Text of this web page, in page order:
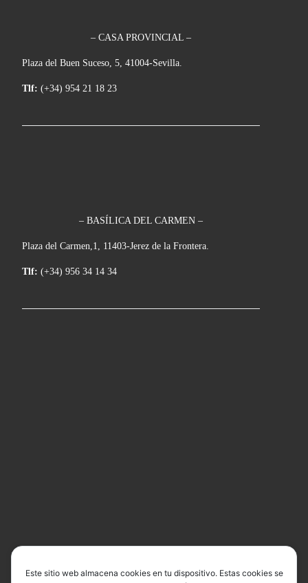
– CASA PROVINCIAL –
Plaza del Buen Suceso, 5, 41004-Sevilla.
Tlf: (+34) 954 21 18 23
– BASÍLICA DEL CARMEN –
Plaza del Carmen,1, 11403-Jerez de la Frontera.
Tlf: (+34) 956 34 14 34
Este sitio web almacena cookies en tu dispositivo. Estas cookies se